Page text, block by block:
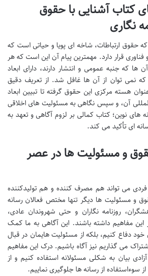
کتاب آشنایی با حقوق
نگاری
حقوق ارتباطات، شاخه ای پویا و حیاتی است که
قرار دارد. مهمترین پیام آن این است که هر
ها که جنبه عمومی و انتشار دارند، دارای ابعاد
نمی توان از آن ها غافل شد. از تعریف دقیق
هسته مرکزی این حقوق گرفته تا تبیین ابعاد
آن، و سپس نگاهی به مسئولیت های اخلاقی
نوین؛ کتاب کمالی بر لزوم آگاهی و تعهد به
ای تأکید می کند.
و مسئولیت ها در عصر
می تواند هم مصرف کننده و هم تولیدکننده
و مسئولیت ها دیگر تنها مختص فعالان رسانه
روزنامه نگاران و حتی شهروندان عادی،
مفاهیم داشته باشند. این آگاهی به ما کمک
خود دفاع کنیم، بلکه از مسئولیت هایمان در قبال
می گذاریم نیز آگاه باشیم. درک این مفاهیم
بیان به شکلی مسئولانه استفاده کنیم و از
سوءاستفاده از رسانه ها جلوگیری نماییم.